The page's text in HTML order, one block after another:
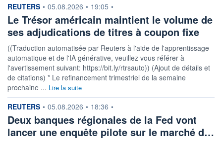
information fournie par
REUTERS • 05.08.2026 • 19:05 •
Le Trésor américain maintient le volume de
ses adjudications de titres à coupon fixe
((Traduction automatisée par Reuters à l'aide de l'apprentissage
automatique et de l'IA générative, veuillez vous référer à
l'avertissement suivant: https://bit.ly/rtrsauto)) (Ajout de détails et
de citations) * Le refinancement trimestriel de la semaine
prochaine ... Lire la suite
information fournie par
REUTERS • 05.08.2026 • 18:36 •
Deux banques régionales de la Fed vont
lancer une enquête pilote sur le marché d…